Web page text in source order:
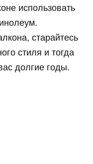
использовать
старайтесь
стиля и тогда
долгие годы.